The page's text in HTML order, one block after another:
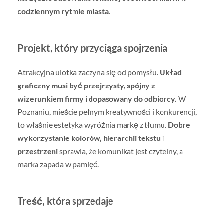
codziennym rytmie miasta.
Projekt, który przyciąga spojrzenia
Atrakcyjna ulotka zaczyna się od pomysłu. Układ
graficzny musi być przejrzysty, spójny z
wizerunkiem firmy i dopasowany do odbiorcy. W
Poznaniu, mieście pełnym kreatywności i konkurencji,
to właśnie estetyka wyróżnia markę z tłumu. Dobre
wykorzystanie kolorów, hierarchii tekstu i
przestrzenisprawia, że komunikat jest czytelny, a
marka zapada w pamięć.
Treść, która sprzedaje